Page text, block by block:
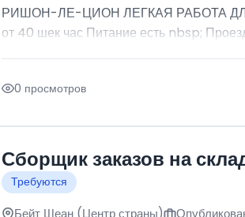
РИШОН-ЛЕ-ЦИОН ЛЕГКАЯ РАБОТА ДЛЯ
от 40 шек час Питание есть nbsp;
0 просмотров
Сборщик заказов на
Требуются
Бейт Шеан (Центр страны)